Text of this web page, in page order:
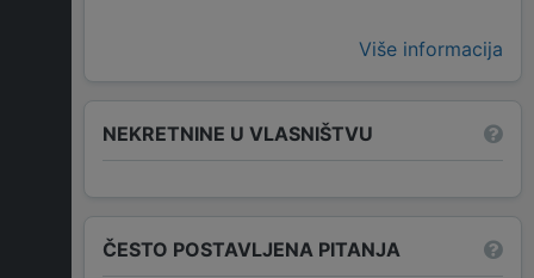
Više informacija
NEKRETNINE U VLASNIŠTVU
ČESTO POSTAVLJENA PITANJA